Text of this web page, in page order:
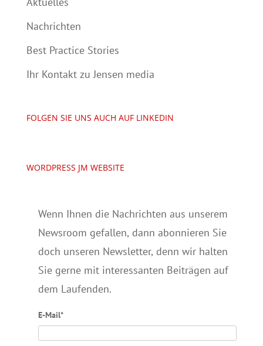
Nachrichten
Best Practice Stories
Ihr Kontakt zu Jensen media
FOLGEN SIE UNS AUCH AUF LINKEDIN
WORDPRESS JM WEBSITE
Wenn Ihnen die Nachrichten aus unserem
Newsroom gefallen, dann abonnieren Sie
doch unseren Newsletter, denn wir halten
Sie gerne mit interessanten Beiträgen auf
dem Laufenden.
E-Mail*